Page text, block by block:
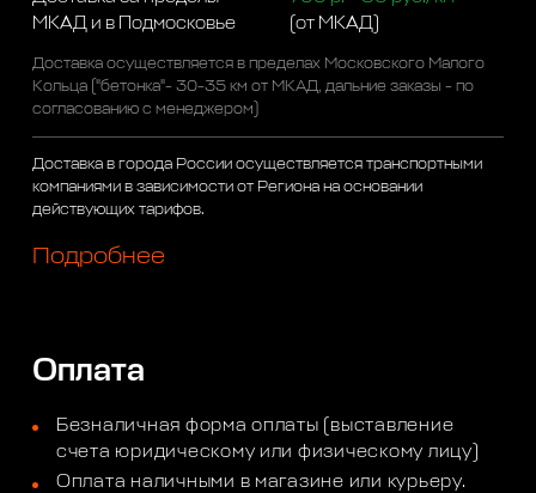
МКАД и в Подмосковье
(от МКАД)
Доставка осуществляется в пределах Московского Малого
Кольца ("бетонка"- 30-35 км от МКАД, дальние заказы - по
согласованию с менеджером)
Доставка в города России осуществляется транспортными
компаниями в зависимости от Региона на основании
действующих тарифов.
Подробнее
Оплата
Безналичная форма оплаты (выставление
счета юридическому или физическому лицу)
Оплата наличными в магазине или курьеру.